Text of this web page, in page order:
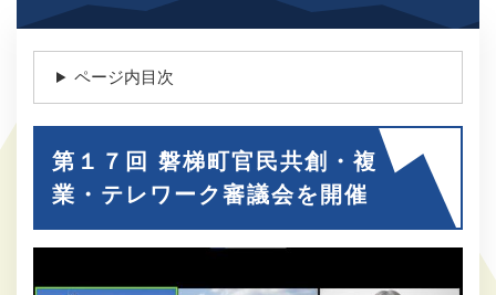
ページ内目次
第１７回 磐梯町官民共創・複
業・テレワーク審議会を開催